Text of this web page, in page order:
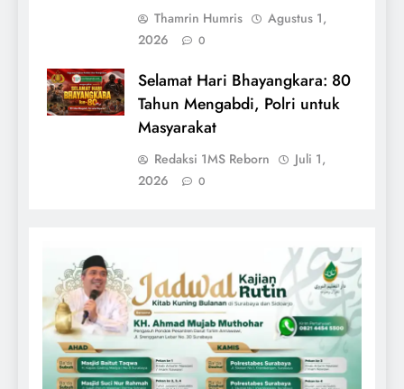
Thamrin Humris
Agustus 1,
2026
0
Selamat Hari Bhayangkara: 80
Tahun Mengabdi, Polri untuk
Masyarakat
Redaksi 1MS Reborn
Juli 1,
2026
0